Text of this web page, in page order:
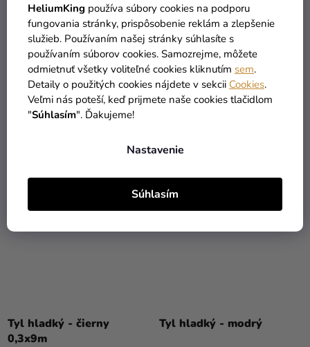
HeliumKing používa súbory cookies na podporu
fungovania stránky, prispôsobenie reklám a zlepšenie
služieb. Používaním našej stránky súhlasíte s
používaním súborov cookies. Samozrejme, môžete
odmietnuť všetky voliteľné cookies kliknutím sem.
Detaily o použitých cookies nájdete v sekcii Cookies.
Veľmi nás poteší, keď prijmete naše cookies tlačidlom
"Súhlasím". Ďakujeme!
Nastavenie
Súhlasím
Tyl hladký - krémový
0,3x9m
2,39 €
Tyl hladký - baby ružový
0,3x9m
2,39 €
Tyl hladký - čierny
0,3x9m
TIP
Tyl hladký - modrý